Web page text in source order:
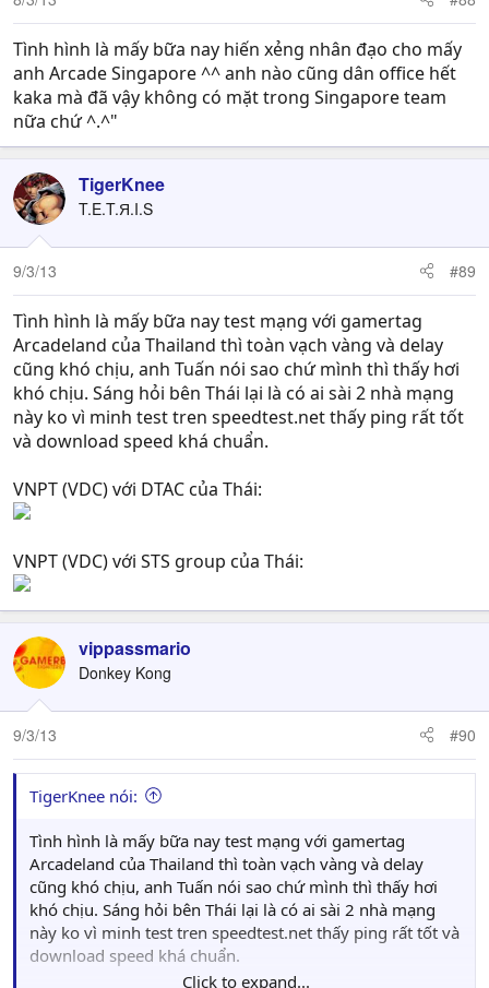
Tình hình là mấy bữa nay hiến xẻng nhân đạo cho mấy
anh Arcade Singapore ^^ anh nào cũng dân office hết
kaka mà đã vậy không có mặt trong Singapore team
nữa chứ ^.^"
TigerKnee
T.E.T.Я.I.S
9/3/13 #89
Tình hình là mấy bữa nay test mạng với gamertag
Arcadeland của Thailand thì toàn vạch vàng và delay
cũng khó chịu, anh Tuấn nói sao chứ mình thì thấy hơi
khó chịu. Sáng hỏi bên Thái lại là có ai sài 2 nhà mạng
này ko vì minh test tren speedtest.net thấy ping rất tốt
và download speed khá chuẩn.
VNPT (VDC) với DTAC của Thái:
VNPT (VDC) với STS group của Thái:
vippassmario
Donkey Kong
9/3/13 #90
TigerKnee nói:
Tình hình là mấy bữa nay test mạng với gamertag
Arcadeland của Thailand thì toàn vạch vàng và delay
cũng khó chịu, anh Tuấn nói sao chứ mình thì thấy hơi
khó chịu. Sáng hỏi bên Thái lại là có ai sài 2 nhà mạng
này ko vì minh test tren speedtest.net thấy ping rất tốt và
download speed khá chuẩn.
Click to expand...